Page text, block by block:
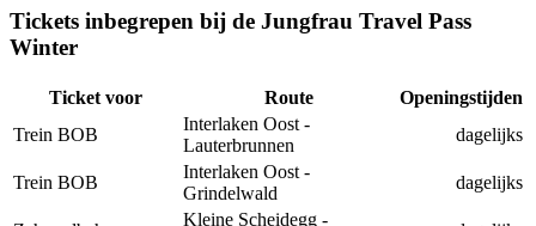
Tickets inbegrepen bij de Jungfrau Travel Pass
Winter
Ticket voor Route
Openingstijden
Trein BOB
Interlaken Oost -
Lauterbrunnen
dagelijks
Trein BOB
Interlaken Oost -
Grindelwald
dagelijks
Kleine Scheidegg -